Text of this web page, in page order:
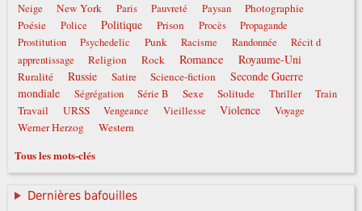
Neige
New York Paris Pauvreté Paysan
Photographie
Poésie
Police Politique Prison Procès
Propagande
Prostitution
Psychedelic Punk Racisme Randonnée
Récit d
apprentissage
Religion Rock Romance Royaume-Uni
Ruralité Russie Satire Science-fiction
Seconde Guerre
mondiale
Ségrégation Série B Sexe Solitude Thriller Train
Travail URSS Vengeance Vieillesse Violence Voyage
Werner Herzog Western
Tous les mots-clés
Dernières bafouilles